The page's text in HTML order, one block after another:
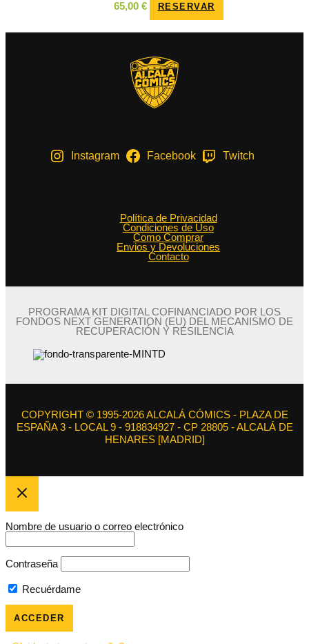
65,00 € RESERVAR
Instagram Facebook Twitch
Política de Privacidad
Condiciones de Uso
Como Comprar
Envios y Devoluciones
Contacto
PROGRAMA KIT DIGITAL COFINANCIADO POR LOS
FONDOS NEXT GENERATION (EU) DEL MECANISMO DE
RECUPERACIÓN Y RESILENCIA
COPYRIGHT © 1995-2026 ALCALÁ CÓMICS - PLAZA DE
ESPAÑA 3 - LOCAL 9 - 918834927 - CP 28805 - ALCALÁ DE
HENARES [MADRID]
Nombre de usuario o correo electrónico
Contraseña
Recuérdame